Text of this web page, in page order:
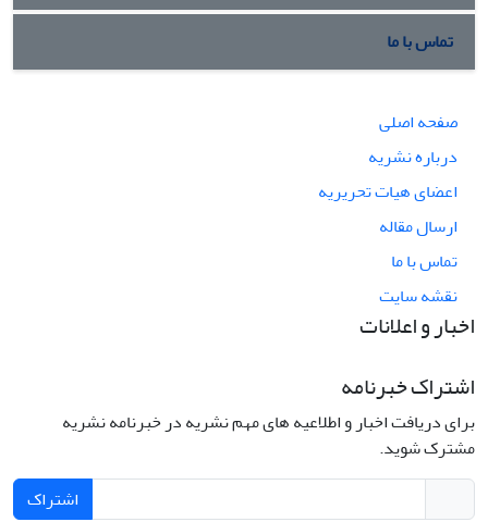
تماس با ما
صفحه اصلی
درباره نشریه
اعضای هیات تحریریه
ارسال مقاله
تماس با ما
نقشه سایت
اخبار و اعلانات
اشتراک خبرنامه
برای دریافت اخبار و اطلاعیه های مهم نشریه در خبرنامه نشریه
مشترک شوید.
اشتراک